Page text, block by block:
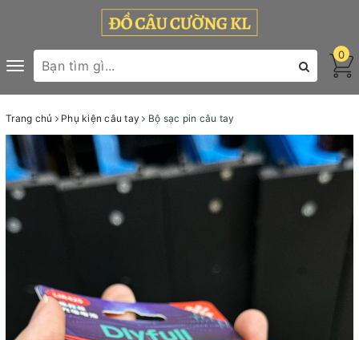
Toggle
navigation
0
Trang chủ Phụ kiện câu tay Bộ sạc pin câu tay